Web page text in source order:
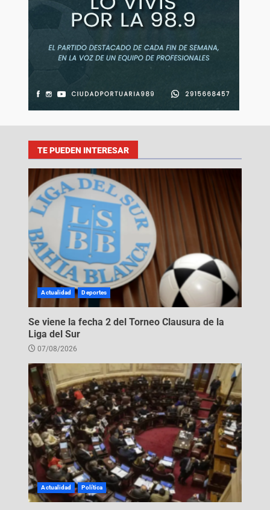
TE PUEDEN INTERESAR
Actualidad Deportes
Se viene la fecha 2 del Torneo Clausura de la
Liga del Sur
07/08/2026
Actualidad Política